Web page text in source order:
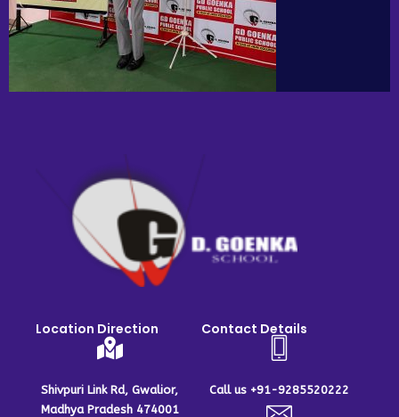
Location Direction
Shivpuri Link Rd, Gwalior,
Madhya Pradesh 474001
Contact Details
Call us +91-9285520222